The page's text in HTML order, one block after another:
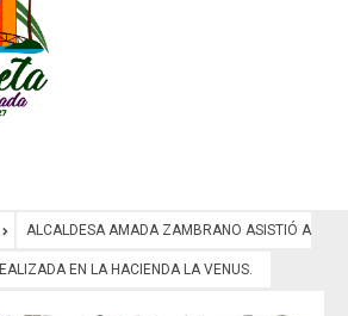
ALCALDESA AMADA ZAMBRANO ASISTIÓ A
EN LA HACIENDA LA VENUS.